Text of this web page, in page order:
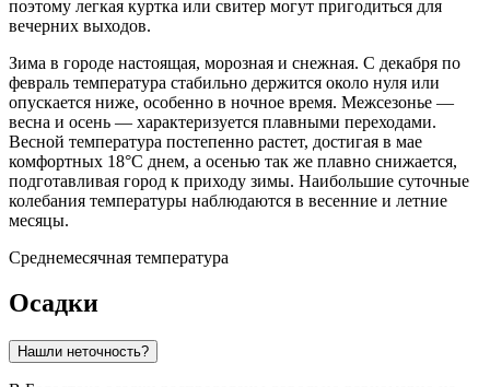
поэтому легкая куртка или свитер могут пригодиться для
вечерних выходов.
Зима в городе настоящая, морозная и снежная. С декабря по
февраль температура стабильно держится около нуля или
опускается ниже, особенно в ночное время. Межсезонье —
весна и осень — характеризуется плавными переходами.
Весной температура постепенно растет, достигая в мае
комфортных 18°C днем, а осенью так же плавно снижается,
подготавливая город к приходу зимы. Наибольшие суточные
колебания температуры наблюдаются в весенние и летние
месяцы.
Среднемесячная температура
Осадки
Нашли неточность?